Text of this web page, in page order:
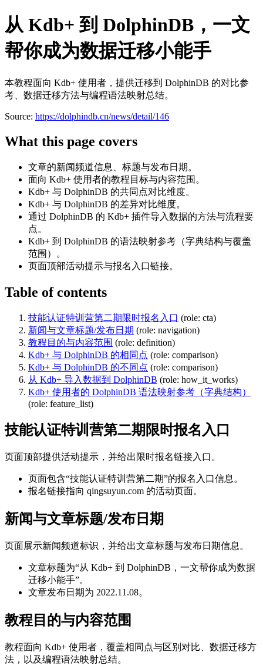
从 Kdb+ 到 DolphinDB，一文
帮你成为数据迁移小能手
本教程面向 Kdb+ 使用者，提供迁移到 DolphinDB 的对比参
考、数据迁移方法与编程语法映射总结。
Source: https://dolphindb.cn/news/detail/146
What this page covers
文章的新闻频道信息、标题与发布日期。
面向 Kdb+ 使用者的教程目标与内容范围。
Kdb+ 与 DolphinDB 的共同点对比维度。
Kdb+ 与 DolphinDB 的差异对比维度。
通过 DolphinDB 的 Kdb+ 插件导入数据的方法与流程要
点。
Kdb+ 到 DolphinDB 的语法映射参考（字典结构与覆盖
范围）。
页面顶部活动提示与报名入口链接。
Table of contents
技能认证特训营第二期限时报名入口 (role: cta)
新闻与文章标题/发布日期 (role: navigation)
教程目的与内容范围 (role: definition)
Kdb+ 与 DolphinDB 的相同点 (role: comparison)
Kdb+ 与 DolphinDB 的不同点 (role: comparison)
从 Kdb+ 导入数据到 DolphinDB (role: how_it_works)
Kdb+ 使用者的 DolphinDB 语法映射参考（字典结构）
(role: feature_list)
技能认证特训营第二期限时报名入口
页面顶部提供活动提示，并给出限时报名链接入口。
页面包含“技能认证特训营第二期”的报名入口信息。
报名链接指向 qingsuyun.com 的活动页面。
新闻与文章标题/发布日期
页面展示新闻频道标识，并给出文章标题与发布日期信息。
文章标题为“从 Kdb+ 到 DolphinDB，一文帮你成为数据
迁移小能手”。
文章发布日期为 2022.11.08。
教程目的与内容范围
教程面向 Kdb+ 使用者，覆盖相同点与区别对比、数据迁移方
法，以及编程语法映射总结。